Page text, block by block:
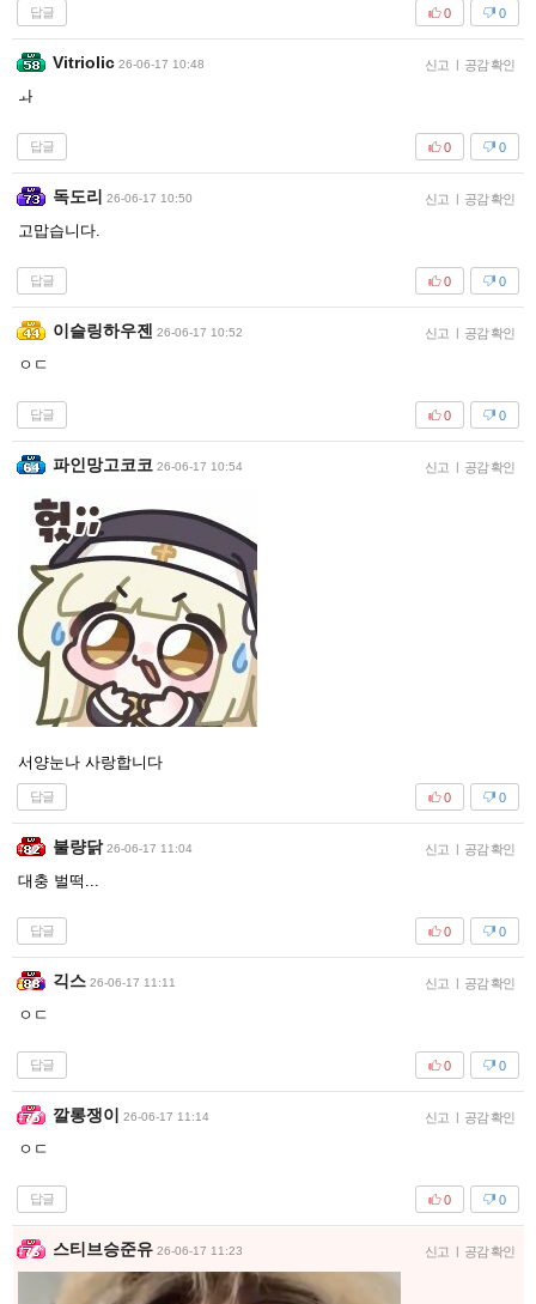
답글 0
0
Vitriolic 26-06-17 10:48 신고 | 공감 확인
ㅘ
답글 0
0
독도리 26-06-17 10:50 신고 | 공감 확인
고맙습니다.
답글 0
0
이슬링하우젠 26-06-17 10:52 신고 | 공감 확인
ㅇㄷ
답글 0
0
파인망고코코 26-06-17 10:54 신고 | 공감 확인
서양눈나 사랑합니다
답글 0
0
불량닭 26-06-17 11:04 신고 | 공감 확인
대충 벌떡...
답글 0
0
긱스 26-06-17 11:11 신고 | 공감 확인
ㅇㄷ
답글 0
0
깔롱쟁이 26-06-17 11:14 신고 | 공감 확인
ㅇㄷ
답글 0
0
스티브승준유 26-06-17 11:23 신고 | 공감 확인